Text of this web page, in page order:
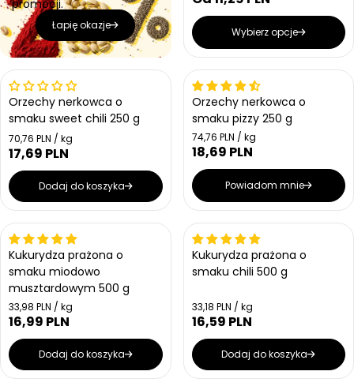
promocji.
Łapię okazje
Wybierz opcje
Orzechy nerkowca o
smaku sweet chili 250 g
Cena jednostkowa
70,76 PLN / kg
Cena regularna
17,69 PLN
Dodaj do koszyka
Wyprzedany
Orzechy nerkowca o
smaku pizzy 250 g
Cena jednostkowa
74,76 PLN / kg
Cena regularna
18,69 PLN
Powiadom mnie
Kukurydza prażona o
smaku miodowo
musztardowym 500 g
Cena jednostkowa
33,98 PLN / kg
Cena regularna
16,99 PLN
Dodaj do koszyka
Kukurydza prażona o
smaku chili 500 g
Cena jednostkowa
33,18 PLN / kg
Cena regularna
16,59 PLN
Dodaj do koszyka